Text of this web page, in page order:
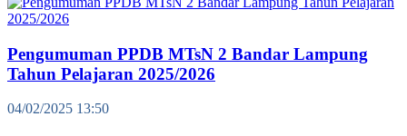
Pengumuman PPDB MTsN 2 Bandar Lampung
Tahun Pelajaran 2025/2026
04/02/2025 13:50